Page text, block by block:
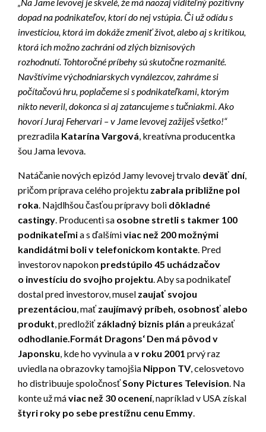
dopad na podnikateľov, ktorí do nej vstúpia. Či už odídu s
investíciou, ktorá im dokáže zmeniť život, alebo aj s kritikou,
ktorá ich možno zachráni od zlých biznisových
rozhodnutí. Tohtoročné príbehy sú skutočne rozmanité.
Navštívime východniarskych vynálezcov, zahráme si
počítačovú hru, poplačeme si s podnikateľkami, ktorým
nikto neveril, dokonca si aj zatancujeme s tučniakmi. Ako
hovorí Juraj Fehervari – v Jame levovej zažiješ všetko!“
prezradila Katarína Vargová, kreatívna producentka
šou Jama levova.
Natáčanie nových epizód Jamy levovej trvalo deväť dní,
pričom príprava celého projektu zabrala približne pol
roka. Najdlhšou časťou prípravy boli dôkladné
castingy. Producenti sa osobne stretli s takmer 100
podnikateľmia s ďalšímiviac než 200 možnými
kandidátmi boli v telefonickom kontakte. Pred
investorov napokon predstúpilo 45 uchádzačov
o investíciu do svojho projektu. Aby sa podnikateľ
dostal pred investorov, musel zaujať svojou
prezentáciou, maťzaujímavý príbeh, osobnosť alebo
produkt, predložiťzákladný biznis plán a preukázať
odhodlanie.Formát Dragons‘ Den má pôvod v
Japonsku, kde ho vyvinula av roku 2001 prvý raz
uviedla na obrazovky tamojšia Nippon TV, celosvetovo
ho distribuuje spoločnosťSony Pictures Television. Na
konte už máviac než 30 ocenení, napríklad v USA získal
štyri roky po sebe prestížnu cenu Emmy.